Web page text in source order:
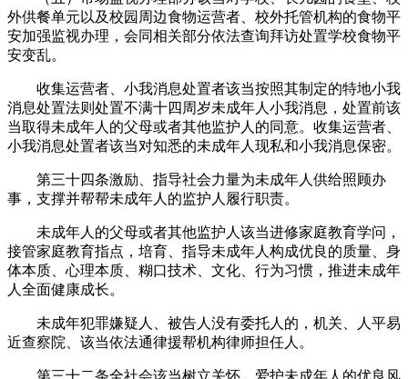
外供餐单元以及校园周边食物运营者、校外托管机构的食物平
安加强监视办理，会同相关部分依法查询拜访处置学校食物平
安变乱。
收集运营者、小我消息处置者该当按照其制定的特地小我
消息处置法则处置不满十四周岁未成年人小我消息，处置前该
当取得未成年人的父母或者其他监护人的同意。收集运营者、
小我消息处置者该当对知悉的未成年人现私和小我消息保密。
第三十四条激励、指导社会力量为未成年人供给照顾办
事，支撑并帮帮未成年人的监护人履行职责。
未成年人的父母或者其他监护人该当进修家庭教育学问，
接管家庭教育指点，培育、指导未成年人构成优良的质量、身
体本质、心理本质、糊口技术、文化、行为习惯，推进未成年
人全面健康成长。
未成年犯罪嫌疑人、被告人没有委托人的，机关、人平易
近查察院、该当依法通律援帮机构律师担任人。
第三十二条全社会该当树立关怀、爱护未成年人的优良风